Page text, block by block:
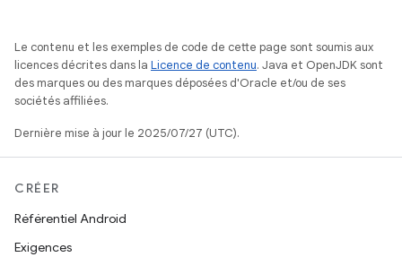
Le contenu et les exemples de code de cette page sont soumis aux
licences décrites dans la Licence de contenu. Java et OpenJDK sont
des marques ou des marques déposées d'Oracle et/ou de ses
sociétés affiliées.
Dernière mise à jour le 2025/07/27 (UTC).
CRÉER
Référentiel Android
Exigences